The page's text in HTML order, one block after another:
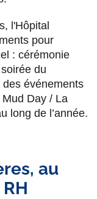
l'Hôpital
pour
: cérémonie
du
événements
Day / La
long de l’année.
au